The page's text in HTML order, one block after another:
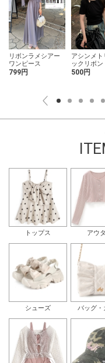
リボンラメシアー
ワンピース
799円
アシンメト
ックリボ
ス
500円
トップス アウ
シューズ バッグ・